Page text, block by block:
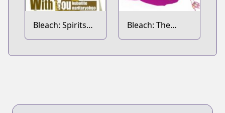
Bleach: Spirits
Are Forever with
Bleach: The
Death Save the